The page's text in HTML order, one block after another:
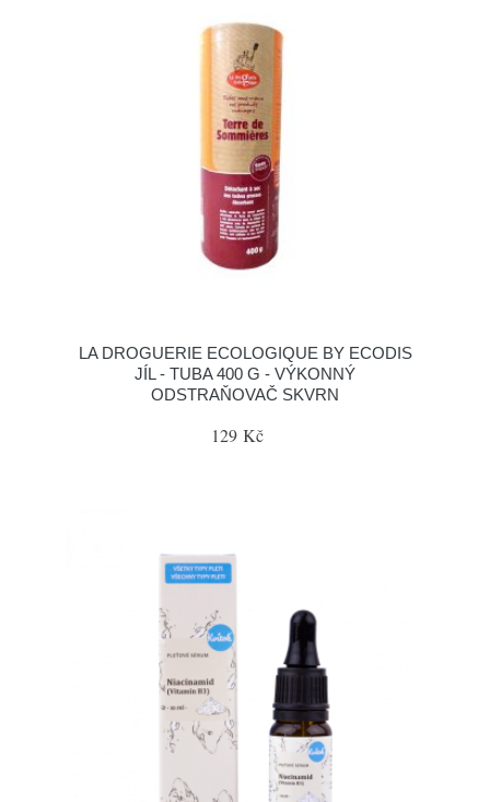
LA DROGUERIE ECOLOGIQUE BY ECODIS
JÍL - TUBA 400 G - VÝKONNÝ
ODSTRAŇOVAČ SKVRN
129 Kč